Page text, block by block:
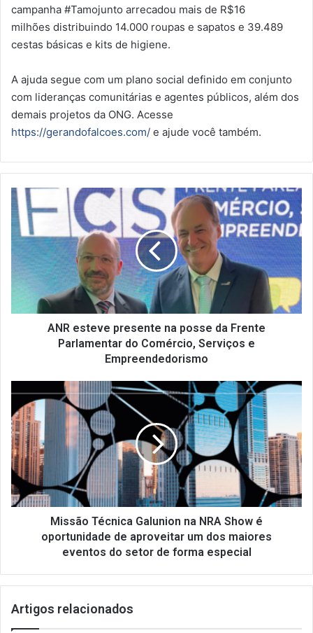
campanha #Tamojunto arrecadou mais de R$16
milhões distribuindo 14.000 roupas e sapatos e 39.489
cestas básicas e kits de higiene.
A ajuda segue com um plano social definido em conjunto
com lideranças comunitárias e agentes públicos, além dos
demais projetos da ONG. Acesse
https://gerandofalcoes.com/ e ajude você também.
A
N
R
e
s
e
t
e
n
a
p
o
s
F
e
ANR esteve presente na posse da Frente
Parlamentar do Comércio, Serviços e
Empreendedorismo
s
s
ã
o
T
é
c
l
Missão Técnica Galunion na NRA Show é
oportunidade de aproveitar um dos maiores
eventos do setor de forma especial
Artigos relacionados